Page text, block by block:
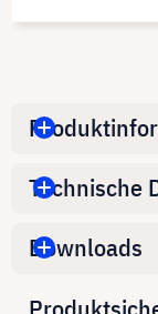
Technische
Downloads